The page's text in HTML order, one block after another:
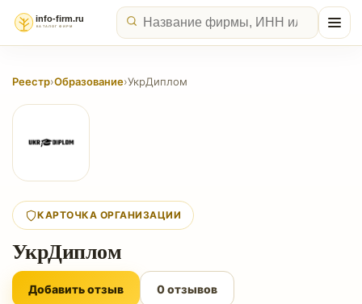
Реестр›Образование›УкрДиплом
КАРТОЧКА ОРГАНИЗАЦИИ
УкрДиплом
Добавить отзыв 0 отзывов